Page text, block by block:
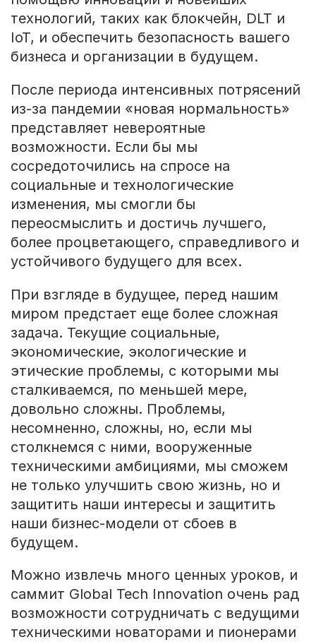
технологий, таких как блокчейн, DLT и
IoT, и обеспечить безопасность вашего
бизнеса и организации в будущем.
После периода интенсивных потрясений
из-за пандемии «новая нормальность»
представляет невероятные
возможности. Если бы мы
сосредоточились на спросе на
социальные и технологические
изменения, мы смогли бы
переосмыслить и достичь лучшего,
более процветающего, справедливого и
устойчивого будущего для всех.
При взгляде в будущее, перед нашим
миром предстает еще более сложная
задача. Текущие социальные,
экономические, экологические и
этические проблемы, с которыми мы
сталкиваемся, по меньшей мере,
довольно сложны. Проблемы,
несомненно, сложны, но, если мы
столкнемся с ними, вооруженные
техническими амбициями, мы сможем
не только улучшить свою жизнь, но и
защитить наши интересы и защитить
наши бизнес-модели от сбоев в
будущем.
Можно извлечь много ценных уроков, и
саммит Global Tech Innovation очень рад
возможности сотрудничать с ведущими
техническими новаторами и пионерами